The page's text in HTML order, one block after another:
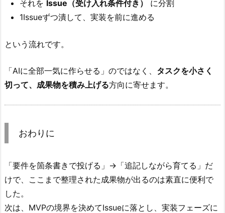
それを Issue（受け入れ条件付き）
に分割
1Issueずつ潰して、実装を前に進める
という流れです。
「AIに全部一気に作らせる」のではなく、 タスクを小さく
切って、成果物を積み上げる方向に寄せます。
おわりに
「要件を箇条書きで投げる」→「追記しながら育てる」だ
けで、ここまで整理された成果物が出るのは素直に便利で
した。
次は、MVPの境界を決めてIssueに落とし、実装フェーズに